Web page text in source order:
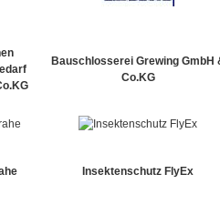
Bauschlosserei Grewing GmbH
Co.KG
Insektenschutz FlyEx